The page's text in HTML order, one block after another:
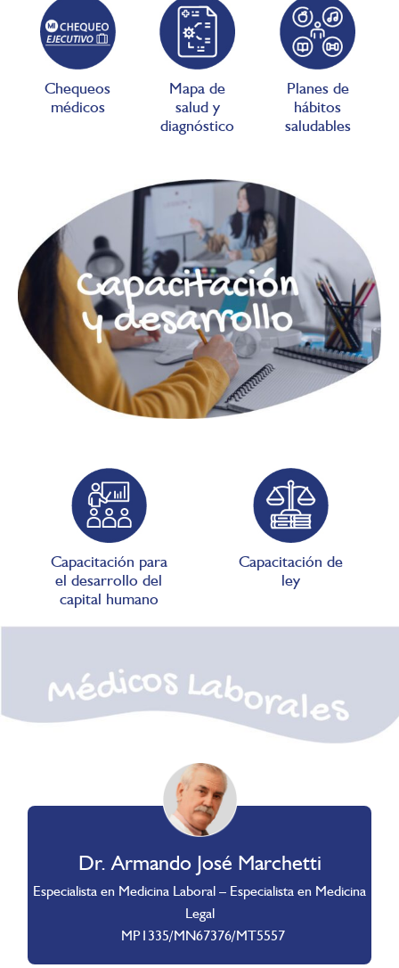
Chequeos
médicos
Mapa de
salud y
diagnóstico
Planes de
hábitos
saludables
Capacitación para
el desarrollo del
capital humano
Capacitación de
ley
Dr. Armando José Marchetti
Especialista en Medicina Laboral – Especialista en Medicina
Legal
MP1335/MN67376/MT5557